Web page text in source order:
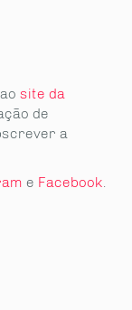
site da
de
a
e Facebook.